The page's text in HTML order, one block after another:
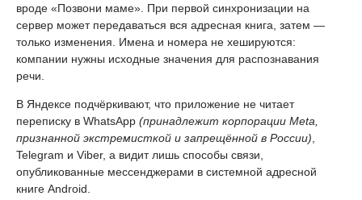
вроде «Позвони маме». При первой синхронизации на
сервер может передаваться вся адресная книга, затем —
только изменения. Имена и номера не хешируются:
компании нужны исходные значения для распознавания
речи.
В Яндексе подчёркивают, что приложение не читает
переписку в WhatsApp (принадлежит корпорации Meta,
признанной экстремисткой и запрещённой в России)
Telegram и Viber, а видит лишь способы связи,
опубликованные мессенджерами в системной адресной
книге Android.